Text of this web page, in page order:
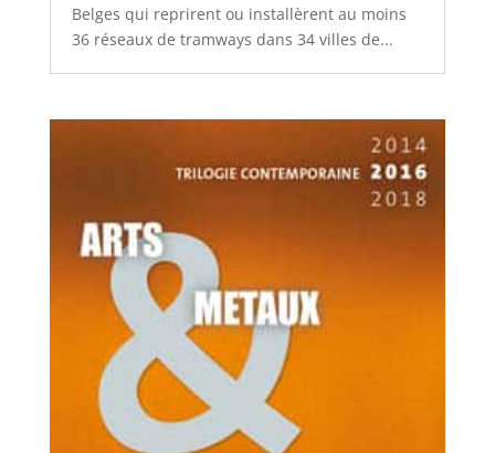
Belges qui reprirent ou installèrent au moins
36 réseaux de tramways dans 34 villes de...